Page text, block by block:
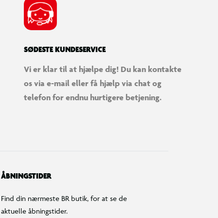
SØDESTE KUNDESERVICE
Vi er klar til at hjælpe dig! Du kan kontakte
os via e-mail eller få hjælp via chat og
telefon for endnu hurtigere betjening.
ÅBNINGSTIDER
Find din nærmeste BR butik, for at se de
aktuelle åbningstider.